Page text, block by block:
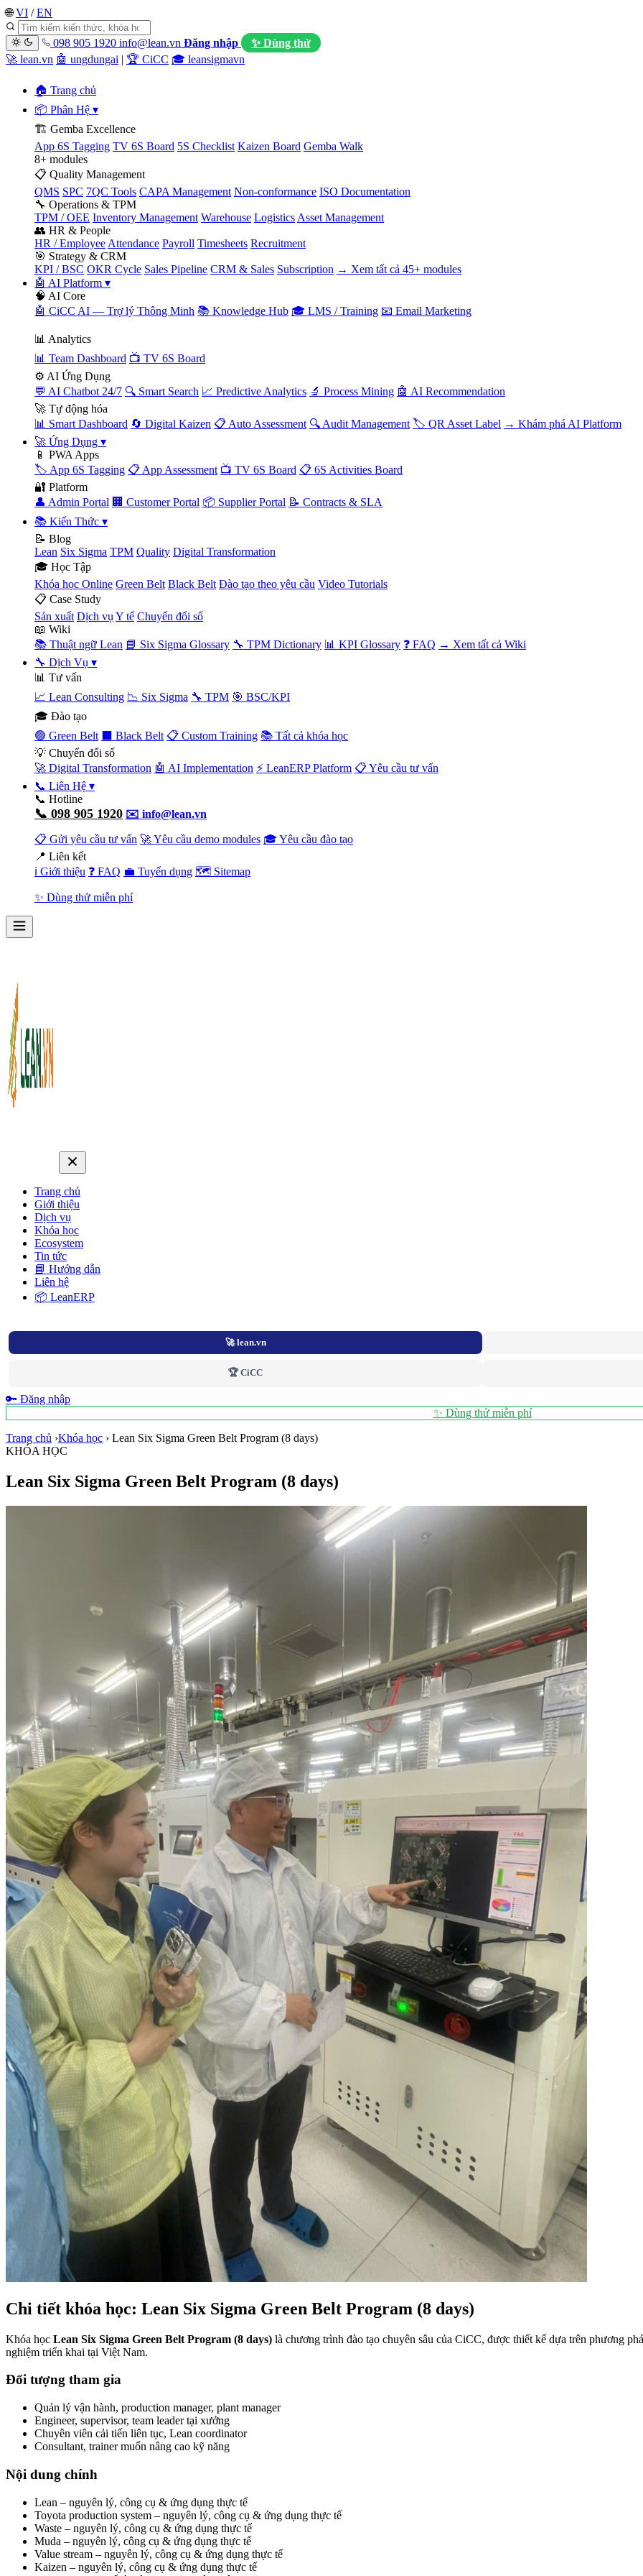
🌐 VI / EN
098 905 1920 info@lean.vn Đăng nhập
✨ Dùng thử
🚀 lean.vn 🤖 ungdungai | 🏆 CiCC 🎓 leansigmavn
🏠 Trang chủ
📦 Phân Hệ ▾
🏗️ Gemba Excellence
App 6S Tagging TV 6S Board 5S Checklist Kaizen Board Gemba Walk
8+ modules
📋 Quality Management
QMS SPC 7QC Tools CAPA Management Non-conformance ISO Documentation
🔧 Operations & TPM
TPM / OEE Inventory Management Warehouse Logistics Asset Management
👥 HR & People
HR / Employee Attendance Payroll Timesheets Recruitment
🎯 Strategy & CRM
KPI / BSC OKR Cycle Sales Pipeline CRM & Sales Subscription → Xem tất cả 45+ modules
🤖 AI Platform ▾
🧠 AI Core
🤖 CiCC AI — Trợ lý Thông Minh 📚 Knowledge Hub 🎓 LMS / Training 📧 Email Marketing
📊 Analytics
📊 Team Dashboard 📺 TV 6S Board
⚙️ AI Ứng Dụng
💬 AI Chatbot 24/7 🔍 Smart Search 📈 Predictive Analytics 🔬 Process Mining 🤖 AI Recommendation
🚀 Tự động hóa
📊 Smart Dashboard 🔄 Digital Kaizen 📋 Auto Assessment 🔍 Audit Management 🏷️ QR Asset Label → Khám phá AI Platform
🚀 Ứng Dụng ▾
📱 PWA Apps
🏷️ App 6S Tagging 📋 App Assessment 📺 TV 6S Board 📋 6S Activities Board
🔐 Platform
👤 Admin Portal 🏢 Customer Portal 📦 Supplier Portal 📝 Contracts & SLA
📚 Kiến Thức ▾
📝 Blog
Lean Six Sigma TPM Quality Digital Transformation
🎓 Học Tập
Khóa học Online Green Belt Black Belt Đào tạo theo yêu cầu Video Tutorials
📋 Case Study
Sản xuất Dịch vụ Y tế Chuyển đổi số
📖 Wiki
📚 Thuật ngữ Lean 📘 Six Sigma Glossary 🔧 TPM Dictionary 📊 KPI Glossary ❓ FAQ → Xem tất cả Wiki
🔧 Dịch Vụ ▾
📊 Tư vấn
📈 Lean Consulting 📉 Six Sigma 🔧 TPM 🎯 BSC/KPI
🎓 Đào tạo
🟢 Green Belt
⬛ Black Belt 📋 Custom Training 📚 Tất cả khóa học
💡 Chuyển đổi số
🚀 Digital Transformation 🤖 AI Implementation ⚡ LeanERP Platform 📋 Yêu cầu tư vấn
📞 Liên Hệ ▾
📞 Hotline
📞 098 905 1920 ✉️ info@lean.vn
📋 Gửi yêu cầu tư vấn 🚀 Yêu cầu demo modules 🎓 Yêu cầu đào tạo
📍 Liên kết
ℹ️ Giới thiệu ❓ FAQ 💼 Tuyển dụng 🗺️ Sitemap
✨ Dùng thử miễn phí
Trang chủ
Giới thiệu
Dịch vụ
Khóa học
Ecosystem
Tin tức
📘 Hướng dẫn
Liên hệ
📦 LeanERP
🚀 lean.vn
🏆 CiCC
🔑 Đăng nhập
✨ Dùng thử miễn phí
Trang chủ ›Khóa học › Lean Six Sigma Green Belt Program (8 days)
KHÓA HỌC
Lean Six Sigma Green Belt Program (8 days)
Chi tiết khóa học: Lean Six Sigma Green Belt Program (8 days)
Khóa học Lean Six Sigma Green Belt Program (8 days) là chương trình đào tạo chuyên sâu của CiCC, được thiết kế dựa trên phương
nghiệm triển khai tại Việt Nam.
Đối tượng tham gia
Quản lý vận hành, production manager, plant manager
Engineer, supervisor, team leader tại xưởng
Chuyên viên cải tiến liên tục, Lean coordinator
Consultant, trainer muốn nâng cao kỹ năng
Nội dung chính
Lean – nguyên lý, công cụ & ứng dụng thực tế
Toyota production system – nguyên lý, công cụ & ứng dụng thực tế
Waste – nguyên lý, công cụ & ứng dụng thực tế
Muda – nguyên lý, công cụ & ứng dụng thực tế
Value stream – nguyên lý, công cụ & ứng dụng thực tế
Kaizen – nguyên lý, công cụ & ứng dụng thực tế